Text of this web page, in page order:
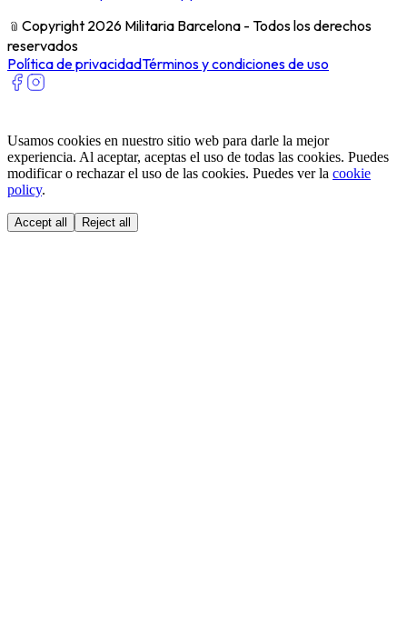
﹫ Copyright 2026 Militaria Barcelona - Todos los derechos
reservados
Política de privacidadTérminos y condiciones de uso
Usamos cookies en nuestro sitio web para darle la mejor
experiencia. Al aceptar, aceptas el uso de todas las cookies. Puedes
modificar o rechazar el uso de las cookies. Puedes ver la cookie
policy.
Accept all Reject all